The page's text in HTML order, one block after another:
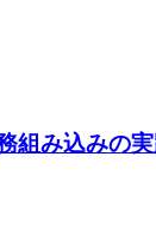
組み込みの